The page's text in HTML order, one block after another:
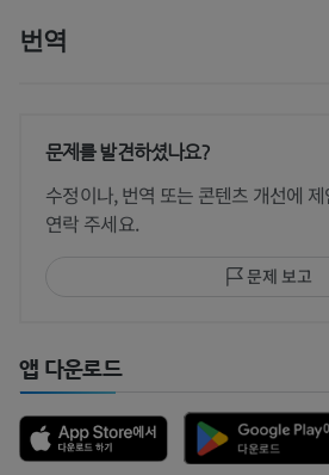
번역
문제를 발견하셨나요?
수정이나, 번역 또는 콘텐츠 개선에
연락 주세요.
문제 보고
앱 다운로드